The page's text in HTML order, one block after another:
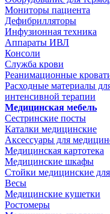
Мониторы пациента
Дефибрилляторы
Инфузионная техника
Аппараты ИВЛ
Консоли
Служба крови
Реанимационные
Расходные материалы
интенсивной терапии
Медицинская мебель
Сестринские посты
Каталки медицинские
Аксессуары для
Медицинская картотека
Медицинские шкафы
Стойки медицинские
Весы
Медицинские кушетки
Ростомеры